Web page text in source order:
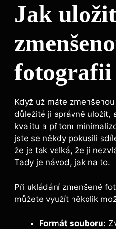
Jak uložit
fotografii
Když už máte
důležité ji správně uložit,
kvalitu a přitom
jste se někdy pokusili
že je tak velká, že ji
Tady je návod, jak na to.
Při ukládání zmenšené
můžete využít několik
Formát souboru: